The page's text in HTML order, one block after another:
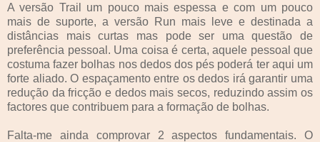
A versão Trail um pouco mais espessa e com um pouco
mais de suporte, a versão Run mais leve e destinada a
distâncias mais curtas mas pode ser uma questão de
preferência pessoal. Uma coisa é certa, aquele pessoal que
costuma fazer bolhas nos dedos dos pés poderá ter aqui um
forte aliado. O espaçamento entre os dedos irá garantir uma
redução da fricção e dedos mais secos, reduzindo assim os
factores que contribuem para a formação de bolhas.
Falta-me ainda comprovar 2 aspectos fundamentais. O